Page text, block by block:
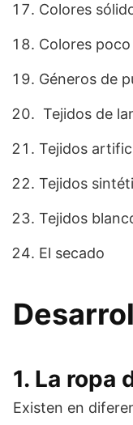
Colores
Colores
Géneros de
Tejidos de
Tejidos
Tejidos
Tejidos
El secado
1. La ropa
Existen en